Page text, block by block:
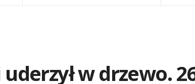
w drzewo.